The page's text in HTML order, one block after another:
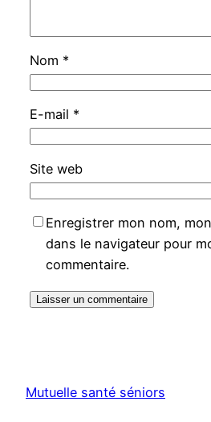
Nom *
E-mail *
Site web
Enregistrer mon nom,
dans le navigateur pour
commentaire.
Mutuelle santé séniors